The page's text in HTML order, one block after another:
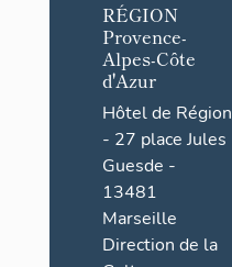
RÉGION
Provence-
Alpes-Côte
d'Azur
Hôtel de Région
- 27 place Jules
Guesde -
13481
Marseille
Direction de la